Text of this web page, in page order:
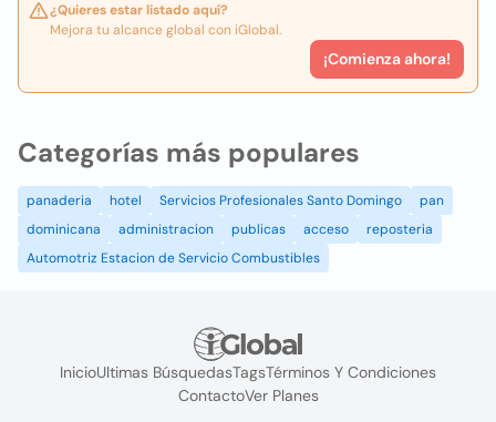
¿Quieres estar listado aquí?
Mejora tu alcance global con iGlobal.
¡Comienza ahora!
Categorías más populares
panaderia hotel Servicios Profesionales Santo Domingo
pan
dominicana
administracion publicas acceso
reposteria
Automotriz Estacion de Servicio Combustibles
InicioUltimas BúsquedasTagsTérminos Y Condiciones
ContactoVer Planes